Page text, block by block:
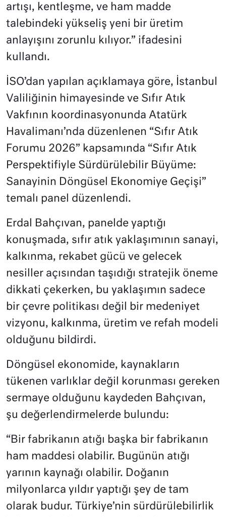
artışı, kentleşme, ve ham madde
talebindeki yükseliş yeni bir üretim
anlayışını zorunlu kılıyor.” ifadesini
kullandı.
İSO’dan yapılan açıklamaya göre, İstanbul
Valiliğinin himayesinde ve Sıfır Atık
Vakfının koordinasyonunda Atatürk
Havalimanı’nda düzenlenen “Sıfır Atık
Forumu 2026” kapsamında “Sıfır Atık
Perspektifiyle Sürdürülebilir Büyüme:
Sanayinin Döngüsel Ekonomiye Geçişi”
temalı panel düzenlendi.
Erdal Bahçıvan, panelde yaptığı
konuşmada, sıfır atık yaklaşımının sanayi,
kalkınma, rekabet gücü ve gelecek
nesiller açısından taşıdığı stratejik öneme
dikkati çekerken, bu yaklaşımın sadece
bir çevre politikası değil bir medeniyet
vizyonu, kalkınma, üretim ve refah modeli
olduğunu bildirdi.
Döngüsel ekonomide, kaynakların
tükenen varlıklar değil korunması gereken
sermaye olduğunu kaydeden Bahçıvan,
şu değerlendirmelerde bulundu:
“Bir fabrikanın atığı başka bir fabrikanın
ham maddesi olabilir. Bugünün atığı
yarının kaynağı olabilir. Doğanın
milyonlarca yıldır yaptığı şey de tam
olarak budur. Türkiye’nin sürdürülebilirlik